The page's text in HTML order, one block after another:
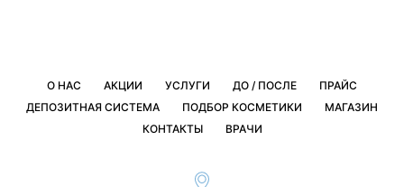
О НАС АКЦИИ УСЛУГИ ДО / ПОСЛЕ
ПРАЙС
ДЕПОЗИТНАЯ СИСТЕМА
ПОДБОР КОСМЕТИКИ
МАГАЗИН
КОНТАКТЫ
ВРАЧИ